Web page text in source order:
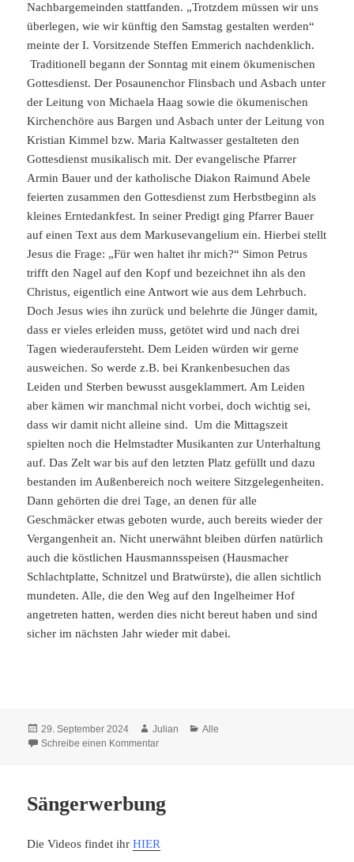
Nachbargemeinden stattfanden. „Trotzdem müssen wir uns
überlegen, wie wir künftig den Samstag gestalten werden“
meinte der I. Vorsitzende Steffen Emmerich nachdenklich.
Traditionell begann der Sonntag mit einem ökumenischen
Gottesdienst. Der Posaunenchor Flinsbach und Asbach unter
der Leitung von Michaela Haag sowie die ökumenischen
Kirchenchöre aus Bargen und Asbach unter der Leitung von
Kristian Kimmel bzw. Maria Kaltwasser gestalteten den
Gottesdienst musikalisch mit. Der evangelische Pfarrer
Armin Bauer und der katholische Diakon Raimund Abele
feierten zusammen den Gottesdienst zum Herbstbeginn als
kleines Erntedankfest. In seiner Predigt ging Pfarrer Bauer
auf einen Text aus dem Markusevangelium ein. Hierbei stellt
Jesus die Frage: „Für wen haltet ihr mich?“ Simon Petrus
trifft den Nagel auf den Kopf und bezeichnet ihn als den
Christus, eigentlich eine Antwort wie aus dem Lehrbuch.
Doch Jesus wies ihn zurück und belehrte die Jünger damit,
dass er vieles erleiden muss, getötet wird und nach drei
Tagen wiederaufersteht. Dem Leiden würden wir gerne
ausweichen. So werde z.B. bei Krankenbesuchen das
Leiden und Sterben bewusst ausgeklammert. Am Leiden
aber kämen wir manchmal nicht vorbei, doch wichtig sei,
dass wir damit nicht alleine sind. Um die Mittagszeit
spielten noch die Helmstadter Musikanten zur Unterhaltung
auf. Das Zelt war bis auf den letzten Platz gefüllt und dazu
bestanden im Außenbereich noch weitere Sitzgelegenheiten.
Dann gehörten die drei Tage, an denen für alle
Geschmäcker etwas geboten wurde, auch bereits wieder der
Vergangenheit an. Nicht unerwähnt bleiben dürfen natürlich
auch die köstlichen Hausmannsspeisen (Hausmacher
Schlachtplatte, Schnitzel und Bratwürste), die allen sichtlich
mundeten. Alle, die den Weg auf den Ingelheimer Hof
angetreten hatten, werden dies nicht bereut haben und sind
sicher im nächsten Jahr wieder mit dabei.
Veröffentlicht
am
29. September 2024 Autor
Julian Kategorien
Alle
Schreibe einen Kommentar
Sängerwerbung
Die Videos findet ihrHIER